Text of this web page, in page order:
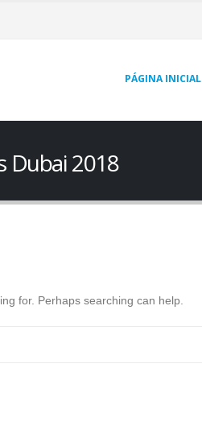
PÁGINA INICIAL
Dubai 2018
for. Perhaps searching can help.